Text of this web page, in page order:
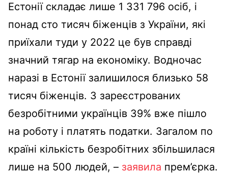
Естонії складає лише 1 331 796 осіб, і
понад сто тисяч біженців з України, які
приїхали туди у 2022 це був справді
значний тягар на економіку. Водночас
наразі в Естонії залишилося близько 58
тисяч біженців. З зареєстрованих
безробітними українців 39% вже пішло
на роботу і платять податки. Загалом по
країні кількість безробітних збільшилася
лише на 500 людей, – заявила прем’єрка.